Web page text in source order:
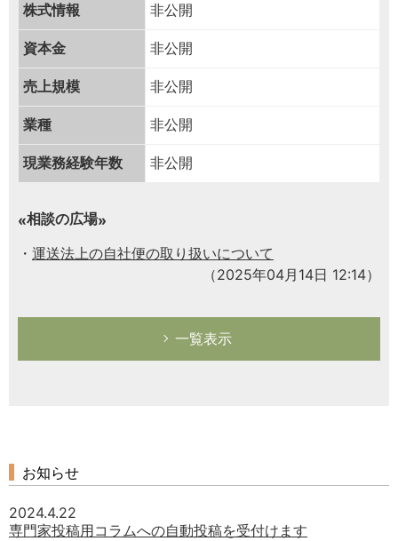
株式情報 非公開
資本金 非公開
売上規模 非公開
業種 非公開
現業務経験年数 非公開
相談の広場
運送法上の自社便の取り扱いについて
（2025年04月14日 12:14）
一覧表示
お知らせ
2024.4.22
専門家投稿用コラムへの自動投稿を受付けます